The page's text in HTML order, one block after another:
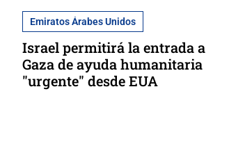
Emiratos Árabes Unidos
Israel permitirá la entrada a
Gaza de ayuda humanitaria
"urgente" desde EUA